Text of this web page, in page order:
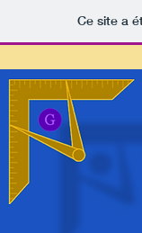
Ce site a